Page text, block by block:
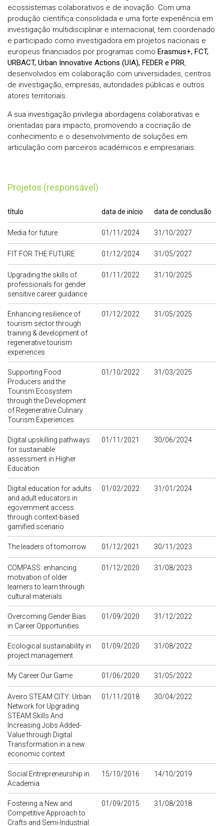
ecossistemas colaborativos e de inovação. Com uma
produção científica consolidada e uma forte experiência em
investigação multidisciplinar e internacional, tem coordenado
e participado como investigadora em projetos nacionais e
europeus financiados por programas como Erasmus+, FCT,
URBACT, Urban Innovative Actions (UIA), FEDER e PRR,
desenvolvidos em colaboração com universidades, centros
de investigação, empresas, autoridades públicas e outros
atores territoriais.
A sua investigação privilegia abordagens colaborativas e
orientadas para impacto, promovendo a cocriação de
conhecimento e o desenvolvimento de soluções em
articulação com parceiros académicos e empresariais.
Projetos (responsável)
título data de início data de conclusão
Media for future 01/11/2024 31/10/2027
FIT FOR THE FUTURE 01/12/2024 31/05/2027
Upgrading the skills of
professionals for gender
sensitive career guidance
01/11/2022 31/10/2025
Enhancing resilience of
tourism sector through
training & development of
regenerative tourism
experiences
01/12/2022 31/05/2025
Supporting Food
Producers and the
Tourism Ecosystem
through the Development
of Regenerative Culinary
Tourism Experiences
01/10/2022 31/03/2025
Digital upskilling pathways
for sustainable
assessment in Higher
Education
01/11/2021 30/06/2024
Digital education for adults
and adult educators in
egovernment access
through context-based
gamified scenario
01/02/2022 31/01/2024
The leaders of tomorrow 01/12/2021 30/11/2023
COMPASS: enhancing
motivation of older
learners to learn through
cultural materials
01/12/2020 31/08/2023
Overcoming Gender Bias
in Career Opportunities
01/09/2020 31/12/2022
Ecological sustainability in
project management
01/09/2020 31/08/2022
My Career Our Game 01/06/2020 31/05/2022
Aveiro STEAM CITY: Urban
Network for Upgrading
STEAM Skills And
Increasing Jobs Added-
Value through Digital
Transformation in a new
economic context
01/11/2018 30/04/2022
Social Entrepreneurship in
Academia
15/10/2016 14/10/2019
Fostering a New and
Competitive Approach to
Crafts and Semi-Industrial
01/09/2015 31/08/2018